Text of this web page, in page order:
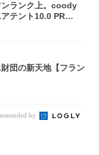
ンランク上。coody
テント10.0 PR
団の新天地【フラン
by